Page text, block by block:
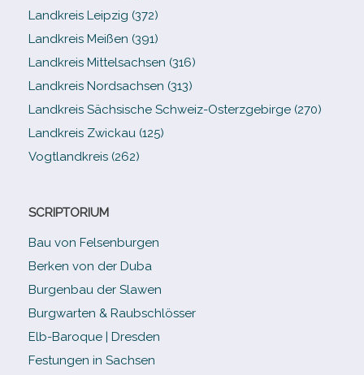
Landkreis Leipzig (372)
Landkreis Meißen (391)
Landkreis Mittelsachsen (316)
Landkreis Nordsachsen (313)
Landkreis Sächsische Schweiz-​Osterzgebirge (270)
Landkreis Zwickau (125)
Vogtlandkreis (262)
SCRIPTORIUM
Bau von Felsenburgen
Berken von der Duba
Burgenbau der Slawen
Burgwarten & Raubschlösser
Elb-​Baroque | Dresden
Festungen in Sachsen